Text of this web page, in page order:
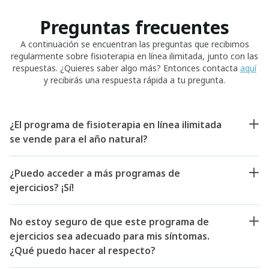
Preguntas frecuentes
A continuación se encuentran las preguntas que recibimos
regularmente sobre fisioterapia en línea ilimitada, junto con las
respuestas. ¿Quieres saber algo más? Entonces contacta aquí
y recibirás una respuesta rápida a tu pregunta.
¿El programa de fisioterapia en línea ilimitada
se vende para el año natural?
¿Puedo acceder a más programas de
ejercicios? ¡Sí!
No estoy seguro de que este programa de
ejercicios sea adecuado para mis síntomas.
¿Qué puedo hacer al respecto?